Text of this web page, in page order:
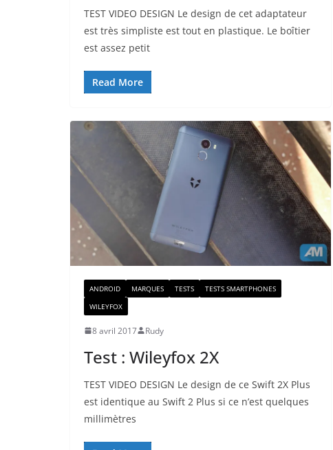
TEST VIDEO DESIGN Le design de cet adaptateur
est très simpliste est tout en plastique. Le boîtier
est assez petit
Read More
ANDROID MARQUES TESTS
TESTS SMARTPHONES
WILEYFOX
8 avril 2017 Rudy
Test : Wileyfox 2X
TEST VIDEO DESIGN Le design de ce Swift 2X Plus
est identique au Swift 2 Plus si ce n’est quelques
millimètres